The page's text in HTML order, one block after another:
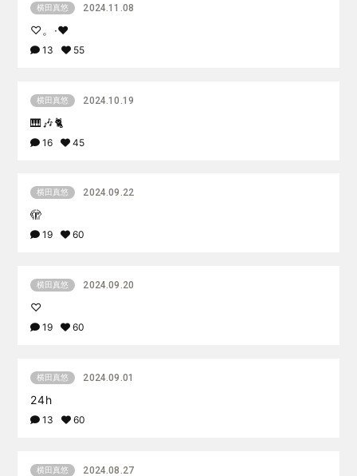
横田真悠 2024.11.08
♡。∙♥
13 55
横田真悠 2024.10.19
🎹🎶🐈
16 45
横田真悠 2024.09.22
🫣
19 60
横田真悠 2024.09.20
♡
19 60
横田真悠 2024.09.01
24h
13 60
横田真悠 2024.08.27